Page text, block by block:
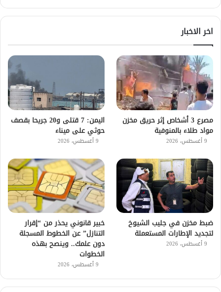
اخر الاخبار
مصرع 3 أشخاص إثر حريق مخزن
مواد طلاء بالمنوفية
9 أغسطس، 2026
اليمن: 7 قتلى و20 جريحا بقصف
حوثي على ميناء
9 أغسطس، 2026
ضبط مخزن في جليب الشيوخ
لتجديد الإطارات المستعملة
9 أغسطس، 2026
خبير قانوني يحذر من “إقرار
التنازل” عن الخطوط المسجلة
دون علمك.. وينصح بهذه
الخطوات
9 أغسطس، 2026